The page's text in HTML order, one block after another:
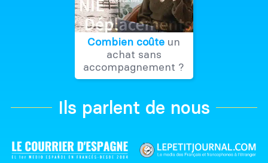
Combien coûte un
achat sans
accompagnement ?
Ils parlent de nous